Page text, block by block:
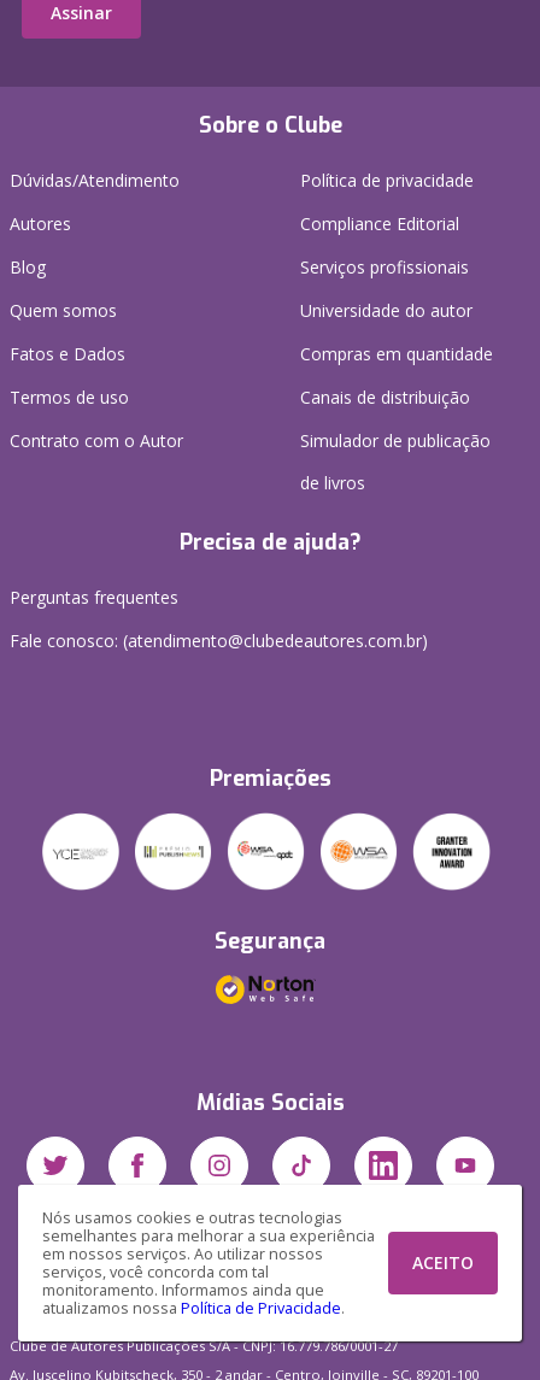
Nós usamos cookies e outras tecnologias
semelhantes para melhorar a sua experiência
em nossos serviços. Ao utilizar nossos
serviços, você concorda com tal
monitoramento. Informamos ainda que
atualizamos nossa Política de Privacidade.
ACEITO
Sobre o Clube
Dúvidas/Atendimento
Autores
Blog
Quem somos
Fatos e Dados
Termos de uso
Contrato com o Autor
Política de privacidade
Compliance Editorial
Serviços profissionais
Universidade do autor
Compras em quantidade
Canais de distribuição
Simulador de publicação
de livros
Precisa de ajuda?
Perguntas frequentes
Fale conosco: (atendimento@clubedeautores.com.br)
Premiações
Segurança
Mídias Sociais
Assinar
Clube de Autores Publicações S/A - CNPJ: 16.779.786/0001-27
Av. Juscelino Kubitscheck, 350 - 2 andar - Centro, Joinville - SC, 89201-100